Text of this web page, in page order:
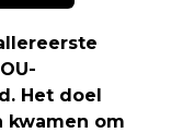
Het doel
kwamen om